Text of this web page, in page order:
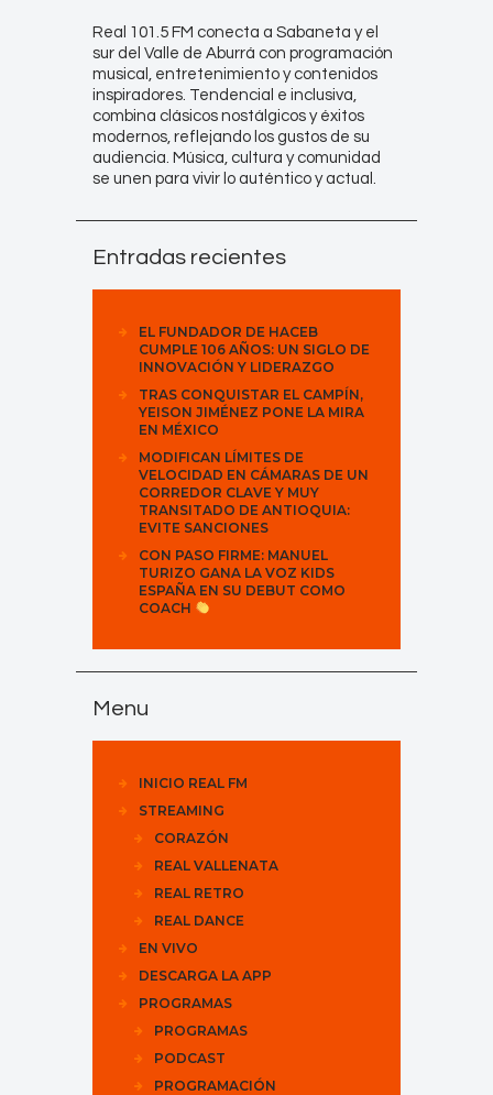
Real 101.5 FM conecta a Sabaneta y el
sur del Valle de Aburrá con programación
musical, entretenimiento y contenidos
inspiradores. Tendencial e inclusiva,
combina clásicos nostálgicos y éxitos
modernos, reflejando los gustos de su
audiencia. Música, cultura y comunidad
se unen para vivir lo auténtico y actual.
Entradas recientes
EL FUNDADOR DE HACEB
CUMPLE 106 AÑOS: UN SIGLO DE
INNOVACIÓN Y LIDERAZGO
TRAS CONQUISTAR EL CAMPÍN,
YEISON JIMÉNEZ PONE LA MIRA
EN MÉXICO
MODIFICAN LÍMITES DE
VELOCIDAD EN CÁMARAS DE UN
CORREDOR CLAVE Y MUY
TRANSITADO DE ANTIOQUIA:
EVITE SANCIONES
CON PASO FIRME: MANUEL
TURIZO GANA LA VOZ KIDS
ESPAÑA EN SU DEBUT COMO
COACH
Menu
INICIO REAL FM
STREAMING
CORAZÓN
REAL VALLENATA
REAL RETRO
REAL DANCE
EN VIVO
DESCARGA LA APP
PROGRAMAS
PROGRAMAS
PODCAST
PROGRAMACIÓN